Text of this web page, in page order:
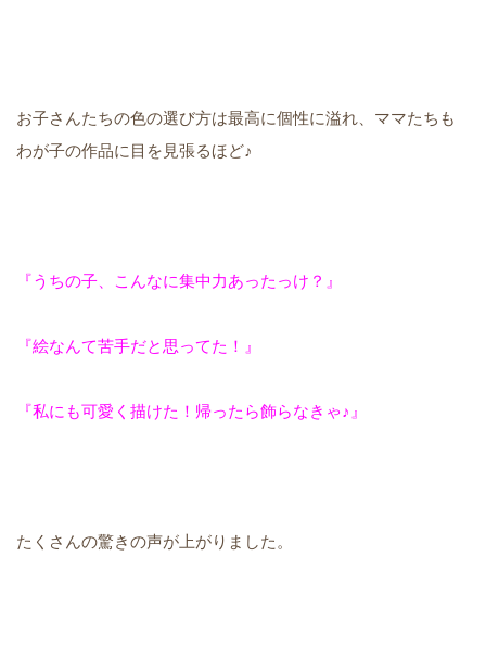
お子さんたちの色の選び方は最高に個性に溢れ、ママたちも
わが子の作品に目を見張るほど♪
『うちの子、こんなに集中力あったっけ？』
『絵なんて苦手だと思ってた！』
『私にも可愛く描けた！帰ったら飾らなきゃ♪』
たくさんの驚きの声が上がりました。